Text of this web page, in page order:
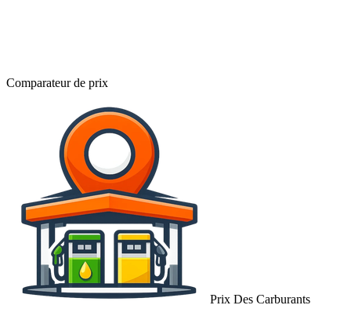
Comparateur de prix
Prix Des Carburants